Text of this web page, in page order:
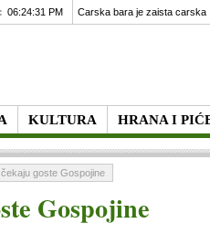
KULTURA HRANA I
06:24:31 PM Carska bara je zaista carska
čekaju goste Gospojine
Gospojine